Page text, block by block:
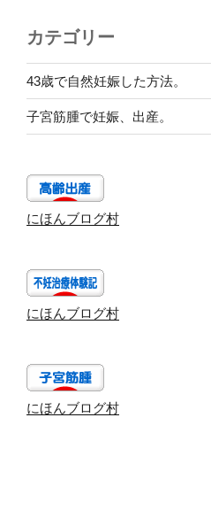
カテゴリー
43歳で自然妊娠した方法。
子宮筋腫で妊娠、出産。
にほんブログ村
にほんブログ村
にほんブログ村